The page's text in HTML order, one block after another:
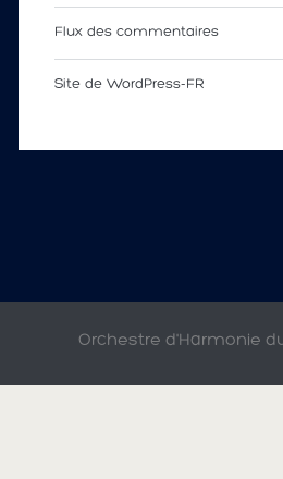
Flux des commentaires
Site de WordPress-FR
Orchestre d'Harmonie